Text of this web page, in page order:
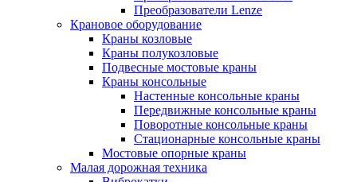
Преобразователи Lenze
Крановое оборудование
Краны козловые
Краны полукозловые
Подвесные мостовые краны
Краны консольные
Настенные консольные краны
Передвижные консольные краны
Поворотные консольные краны
Стационарные консольные краны
Мостовые опорные краны
Малая дорожная техника